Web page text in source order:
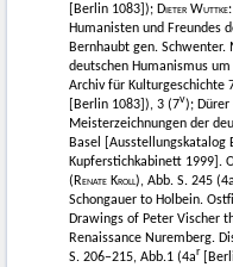
[Berlin 1083]); Dieter Wuttke
Humanisten und Freundes
Bernhaubt gen.
deutschen Humanismus
Archiv für Kulturgeschichte
[Berlin 1083]), 3 (7v); Dürer
Meisterzeichnungen der
Basel [Ausstellungskatalog
Kupferstichkabinett 1999].
( Renate Kroll), Abb. S. 245 (4a
Schongauer to Holbein.
Drawings of Peter Vischer
Renaissance Nuremberg.
S. 206–215, Abb.1 (4ar